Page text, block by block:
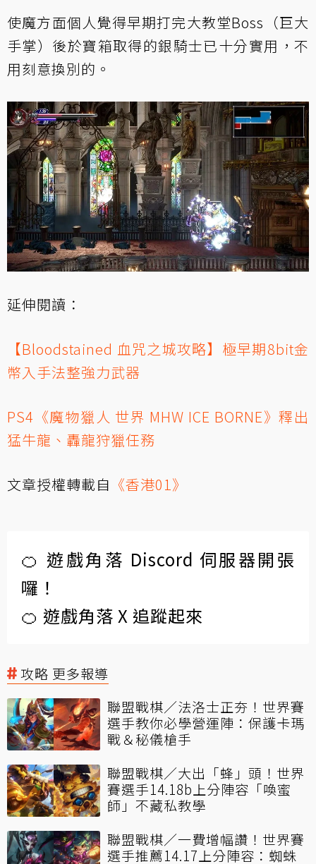
使魔方面個人覺得早期打完大教堂Boss（巨大
手掌）後於寶箱取得的銀騎士已十分實用，不
用刻意換別的。
延伸閱讀：
【Bloodstained 血咒之城攻略】極早期8bit金
幣入手法整強力武器
PS4《魔物獵人 世界 MHW ICE BORNE》釋出
猛牛龍、轟龍狩獵任務
文章授權轉載自 《香港01》
🍊 遊戲角落 Discord 伺服器開張
囉！
🍊 遊戲角落 X 追蹤起來
攻略 更多報導
聯盟戰棋／法洛士正夯！世界賽
選手教你必學營運陣：保護卡瑪
戰＆秘儀槍手
聯盟戰棋／大出「蜂」頭！世界
賽選手14.18b上分陣容「喚蜜
師」不藏私教學
聯盟戰棋／一費增幅讚！世界賽
選手推薦14.17上分陣容：蜘蛛